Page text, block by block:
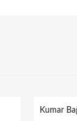
Kumar